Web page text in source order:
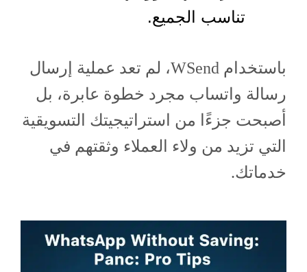
تناسب الجميع.
باستخدام WSend، لم تعد عملية إرسال
رسالة واتساب مجرد خطوة عابرة، بل
أصبحت جزءًا من استراتيجيتك التسويقية
التي تزيد من ولاء العملاء وثقتهم في
خدماتك.